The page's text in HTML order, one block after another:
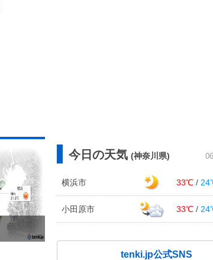
今日の天気 (神奈川県)
横浜市 33℃ /
小田原市 33℃ /
tenki.jp公式SNS